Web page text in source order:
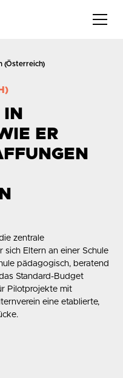
(Österreich)
ER
zentrale
sich Eltern an einer Schule
pädagogisch, beratend
Standard-Budget
Pilotprojekte mit
eine etablierte,